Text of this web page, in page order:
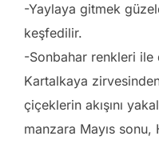
-Yaylaya gitmek
keşfedilir.
-Sonbahar renkleri
Kartalkaya zirvesinden
çiçeklerin akışını
manzara Mayıs sonu,